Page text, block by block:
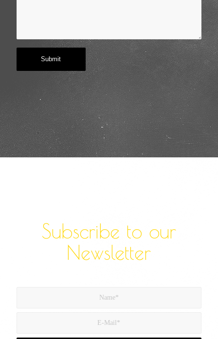
Subscribe to our
Newsletter